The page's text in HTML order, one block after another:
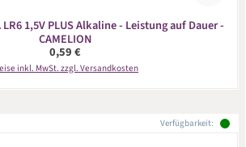
1,5V PLUS Alkaline - Leistung auf Dauer -
CAMELION
Regulärer Preis:
0,59 €
inkl. MwSt. zzgl. Versandkosten
Verfügbarkeit: